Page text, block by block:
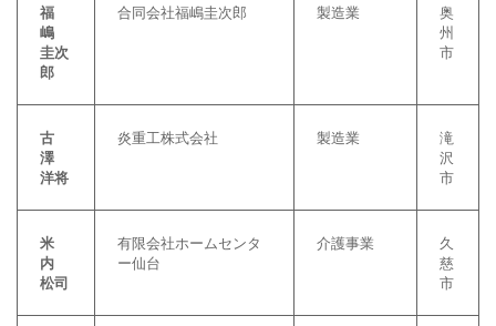
福
嶋
圭次
郎
合同会社福嶋圭次郎 製造業
奥
州
市
古
澤
洋将
炎重工株式会社 製造業
滝
沢
市
米
内
松司
有限会社ホームセンタ
ー仙台
介護事業
久
慈
市